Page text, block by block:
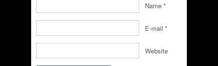
Name *
E-mail *
Website